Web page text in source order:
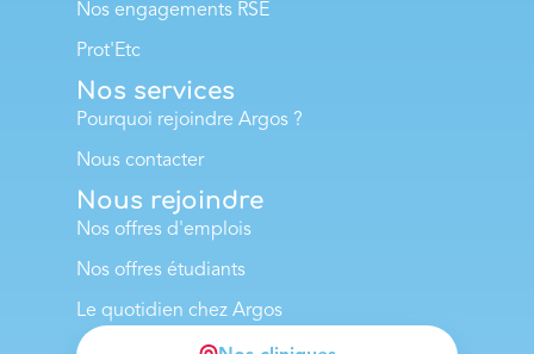
Nos engagements RSE
Prot'Etc
Nos services
Pourquoi rejoindre Argos ?
Nous contacter
Nous rejoindre
Nos offres d'emplois
Nos offres étudiants
Le quotidien chez Argos